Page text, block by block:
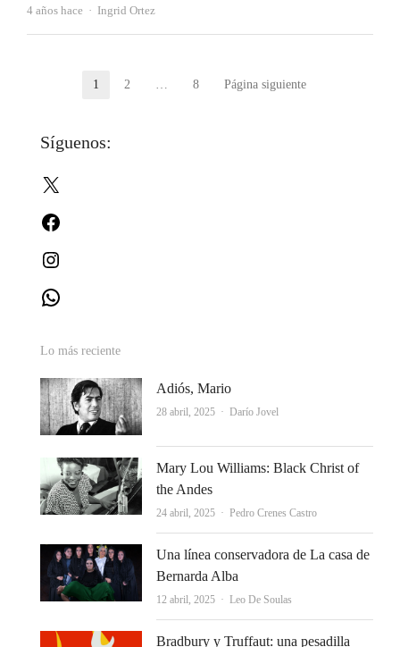
4 años hace Autor
Ingrid Ortez
Paginación
entradas
Página
1 Página
2 Página
8 Página siguiente
Síguenos:
Lo más reciente
Adiós, Mario
28 abril, 2025 Autor
Darío Jovel
Mary Lou Williams: Black Christ of
the Andes
24 abril, 2025 Autor
Pedro Crenes Castro
Una línea conservadora de La casa de
Bernarda Alba
12 abril, 2025 Autor
Leo De Soulas
Bradbury y Truffaut: una pesadilla